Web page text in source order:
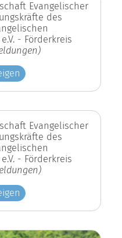
Evangelischer
des
- Förderkreis
Evangelischer
des
- Förderkreis